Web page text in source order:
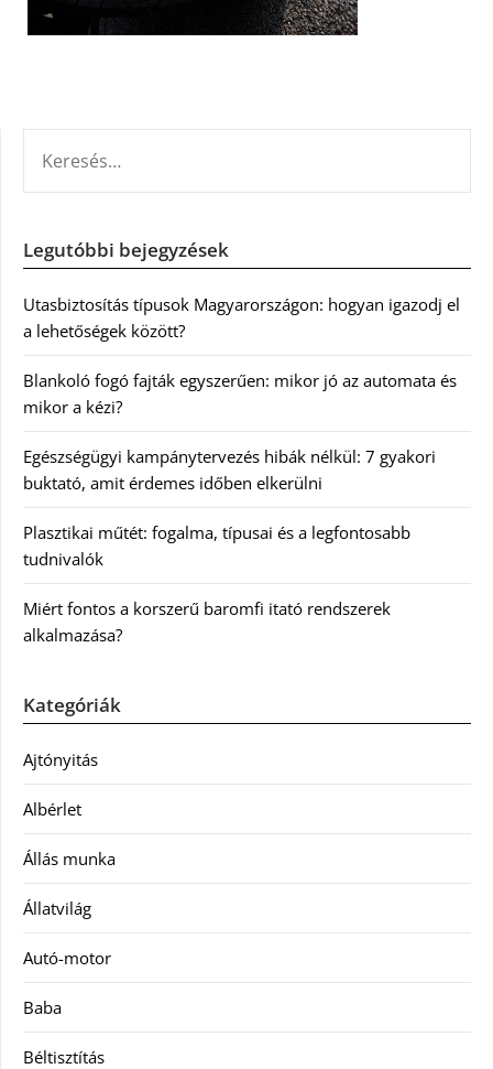
Legutóbbi bejegyzések
Utasbiztosítás típusok Magyarországon: hogyan igazodj el
a lehetőségek között?
Blankoló fogó fajták egyszerűen: mikor jó az automata és
mikor a kézi?
Egészségügyi kampánytervezés hibák nélkül: 7 gyakori
buktató, amit érdemes időben elkerülni
Plasztikai műtét: fogalma, típusai és a legfontosabb
tudnivalók
Miért fontos a korszerű baromfi itató rendszerek
alkalmazása?
Kategóriák
Ajtónyitás
Albérlet
Állás munka
Állatvilág
Autó-motor
Baba
Béltisztítás